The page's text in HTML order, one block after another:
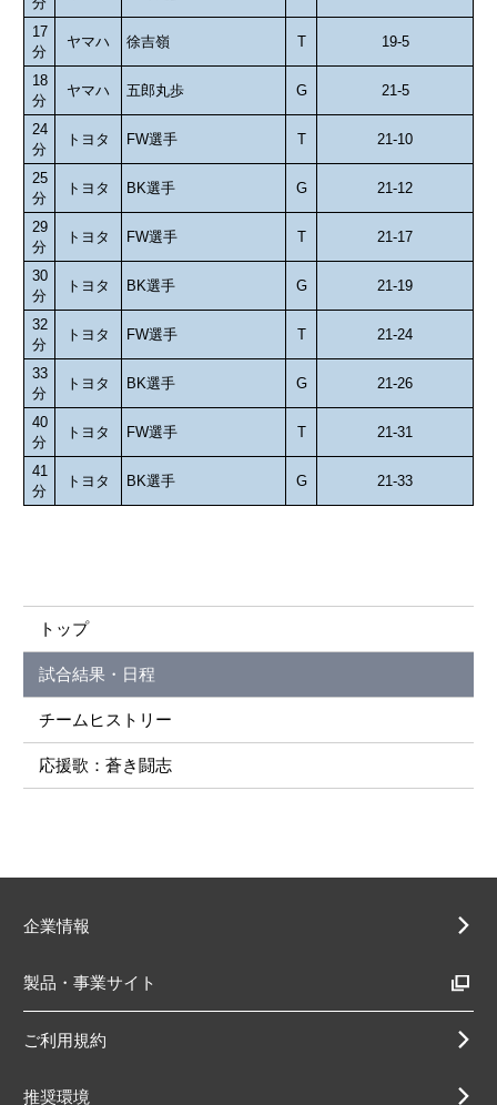
17
分
ヤマハ 徐吉嶺 T 19-5
18
分
ヤマハ 五郎丸歩 G 21-5
24
分
トヨタ FW選手 T 21-10
25
分
トヨタ BK選手 G 21-12
29
分
トヨタ FW選手 T 21-17
30
分
トヨタ BK選手 G 21-19
32
分
トヨタ FW選手 T 21-24
33
分
トヨタ BK選手 G 21-26
40
分
トヨタ FW選手 T 21-31
41
分
トヨタ BK選手 G 21-33
トップ
試合結果・日程
チームヒストリー
応援歌：蒼き闘志
企業情報
製品・事業サイト
ご利用規約
推奨環境